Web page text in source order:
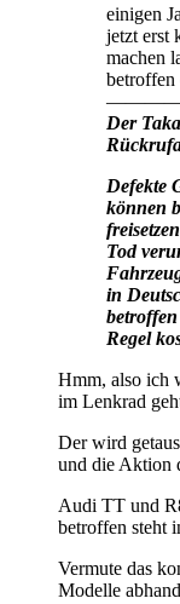
einigen
jetzt erst
machen
betroffen
Der
Defekte
können
Tod
in
Regel
Hmm, also ich
im Lenkrad
Der wird
und die Aktion
Audi TT und
betroffen steht
Vermute das
Modelle